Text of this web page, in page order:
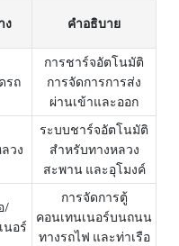
ง คำอธิบาย
รถ
การชาร์จอัตโนมัติ
การจัดการการส่ง
ผ่านเข้าและออก
วง
ระบบชาร์จอัตโนมัติ
สำหรับทางหลวง
สะพาน และอุโมงค์
/
นอร์
การจัดการตู้
คอนเทนเนอร์บนถนน
ทางรถไฟ และท่าเรือ